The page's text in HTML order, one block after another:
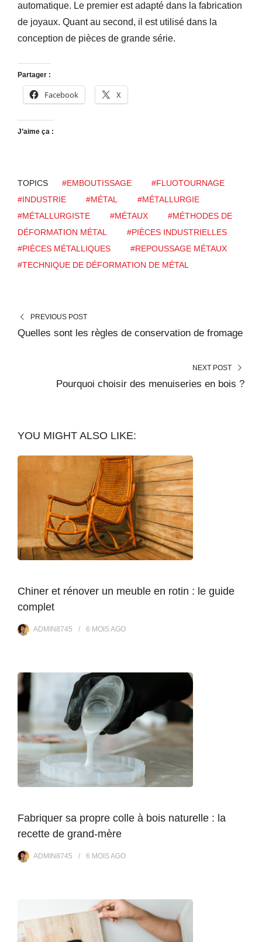
automatique. Le premier est adapté dans la fabrication
de joyaux. Quant au second, il est utilisé dans la
conception de pièces de grande série.
Partager :
Facebook X
J’aime ça :
TOPICS #EMBOUTISSAGE
#FLUOTOURNAGE
#INDUSTRIE
#MÉTAL
#MÉTALLURGIE
#MÉTALLURGISTE
#MÉTAUX
#MÉTHODES DE
DÉFORMATION MÉTAL
#PIÈCES INDUSTRIELLES
#PIÈCES MÉTALLIQUES
#REPOUSSAGE MÉTAUX
#TECHNIQUE DE DÉFORMATION DE MÉTAL
PREVIOUS POST
Quelles sont les règles de conservation de fromage
NEXT POST
Pourquoi choisir des menuiseries en bois ?
YOU MIGHT ALSO LIKE:
Chiner et rénover un meuble en rotin : le guide
complet
ADMIN8745 6 MOISAGO
Fabriquer sa propre colle à bois naturelle : la
recette de grand-mère
ADMIN8745 6 MOISAGO